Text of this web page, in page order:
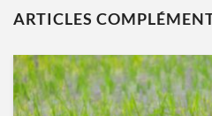
ARTICLES